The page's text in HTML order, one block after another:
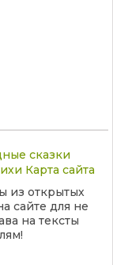
сказки
Карта сайта
из открытых
сайте для не
на тексты